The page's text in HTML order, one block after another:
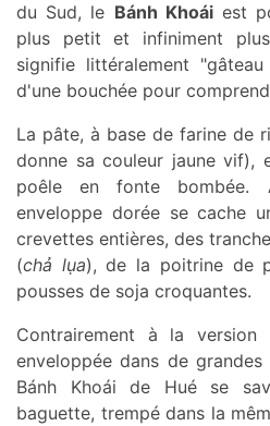
du Sud, le Bánh Khoáiest
plus petit et infiniment
signifie littéralement
d'une bouchée pour
La pâte, à base de farine de
donne sa couleur jaune vif),
poêle en fonte bombée.
enveloppe dorée se cache
crevettes entières, des
(chả lụa), de la poitrine de
pousses de soja croquantes.
Contrairement à la
enveloppée dans de
Bánh Khoái de Hué se
baguette, trempé dans la